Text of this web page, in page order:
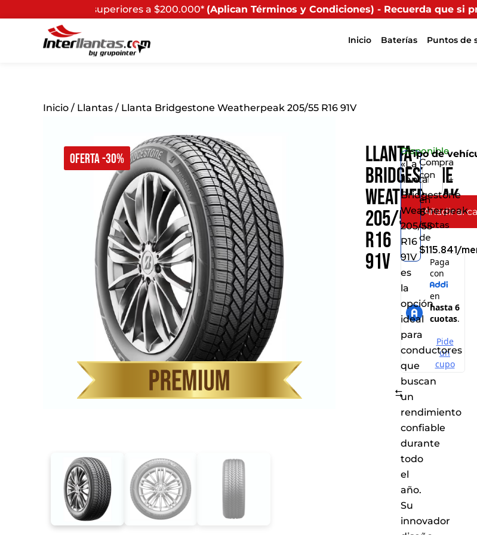
(Aplican Términos y Condiciones) - Recuerda que si presentas tu factura
Inicio Baterías Puntos de
OFERTA -30%
Inicio / Llantas / Llanta Bridgestone Weatherpeak 205/55 R16 91V
Llanta
Bridgestone
Weatherpeak
205/55
R16
91V
Disponible
- +
Añadir al
Comparar
Compra
con
en
6
cuotas
de
$115.841/
«La
llanta
Bridgestone
Weatherpeak
205/55
R16
91V
es
la
opción
ideal
para
conductores
que
buscan
un
rendimiento
confiable
durante
todo
el
año.
Su
innovador
• Tipo de